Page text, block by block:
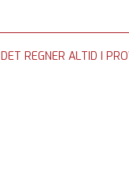
DET REGNER ALTID I